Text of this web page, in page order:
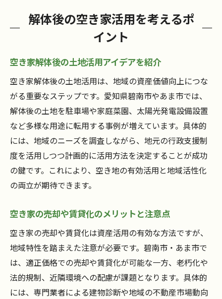
解体後の空き家活用を考えるポ
イント
空き家解体後の土地活用アイデアを紹介
空き家解体後の土地活用は、地域の資産価値向上につな
がる重要なステップです。愛知県碧南市やあま市では、
解体後の土地を駐車場や家庭菜園、太陽光発電設備設置
など多様な用途に転用する事例が増えています。具体的
には、地域のニーズを調査しながら、地元の行政支援制
度を活用しつつ計画的に活用方法を決定することが成功
の鍵です。これにより、空き地の有効活用と地域活性化
の両立が期待できます。
空き家の売却や賃貸化のメリットと注意点
空き家の売却や賃貸化は資産活用の有効な方法ですが、
地域特性を踏まえた注意が必要です。碧南市・あま市で
は、適正価格での売却や賃貸化が可能な一方、老朽化や
法的規制、近隣環境への配慮が課題となります。具体的
には、専門業者による建物診断や地域の不動産市場動向